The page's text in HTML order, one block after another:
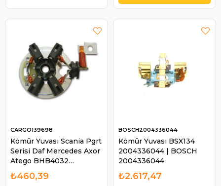
Scania Pr Deutz | BOSCH
Kömür Yuvası Scania Pgrt
Serisi Daf Mercedes Axor
Atego BHB4032
6033AD4194 Mercedes
Actros Man Tga Daf Xf Cf
CARGO139698
₺460,39
Kömür Yuvası BSX134
2004336044 | BOSCH
2004336044
BOSCH2004336044
₺2.617,47